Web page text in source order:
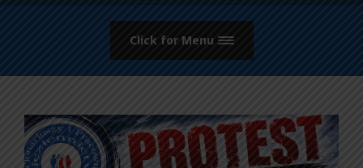
Click for Menu